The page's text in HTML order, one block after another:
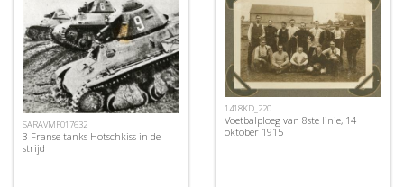
SARAVMF017632
3 Franse tanks Hotschkiss in de
strijd
1418KD_220
Voetbalploeg van 8ste linie, 14
oktober 1915